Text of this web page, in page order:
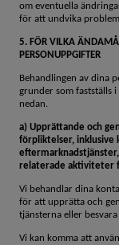
om eventuella
för att undvika
5. FÖR VILKA
PERSONUPPGIFTER
Behandlingen av dina
grunder som fastställs
nedan.
a) Upprättande och
förpliktelser,
relaterade aktiviteter
Vi behandlar dina
för att upprätta och
tjänsterna eller
Vi kan komma att